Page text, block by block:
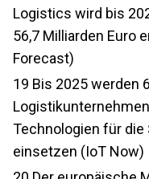
Logistics wird bis
56,7 Milliarden Euro
Forecast)
19 Bis 2025 werden
Technologien für
einsetzen (IoT Now)